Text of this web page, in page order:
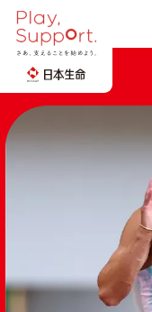
Play,
地域社会
選手・競技